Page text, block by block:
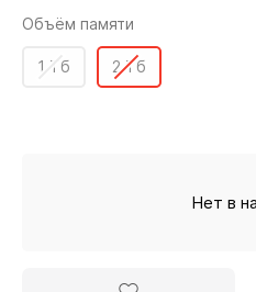
Объём памяти
2 Тб
1 Тб
Нет в